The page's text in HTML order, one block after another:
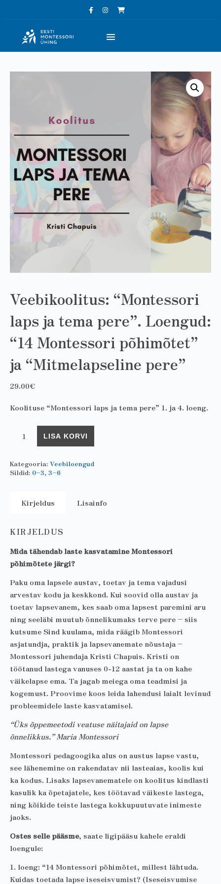
Veebikoolitus: “Montessori
laps ja tema pere”. Loengud:
“14 Montessori põhimõtet”
ja “Mitmelapseline pere”
29.00€
Koolituse “Montessori laps ja tema pere” 1. ja 4. loeng.
LISA KORVI
Kategooria: Veebiloengud
Sildid: 0–3, 3–6
Kirjeldus Lisainfo
KIRJELDUS
Mida tähendab laste kasvatamine Montessori
põhimõtete järgi?
Paku oma lapsele austav, toetav ja tema vajadusi
arvestav kodu ja keskkond. Kui soovid olla austav ja
toetav lapsevanem, kes saab oma lapsest paremini aru
ning seeläbi muutub õnnelikumaks terve pere – siis
kutsume Sind kuulama, mida räägib Montessori
asjatundja, praktik ja lapsevanemate nõustaja –
Montessori juhendaja Kristi Chapuis. Kristi on
töötanud lastega vanuses 0-12 aastat ja ta on kahe
väikelapse ema. Ta jagab meiega oma teadmisi ja
kogemust. Proovime koos leida lahendusi laialt levinud
probleemidele laste kasvatamisel.
“Üks õppemeetodi veatuse näitajaid on lapse
õnnelikkus.” Maria Montessori
Montessori pedagoogika alus on austus lapse vastu,
see lähenemine on rakendatav nii lasteaias, koolis kui
ka kodus. Lisaks lapsevanematele on koolitus kindlasti
kasulik ka õpetajatele, kes töötavad väikeste lastega,
ning kõikide teiste lastega kokkupuutuvate inimeste
jaoks.
Ostes selle pääsme, saate ligipääsu kahele eraldi
loengule:
1. loeng: “14 Montessori põhimõtet, millest lähtuda.
Kuidas toetada lapse iseseisvumist? (Iseseisvumise